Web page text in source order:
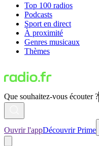
Top 100 radios
Podcasts
Sport en direct
À proximité
Genres musicaux
Thèmes
Que souhaitez-vous écouter ?
Ouvrir l'appDécouvrir Prime